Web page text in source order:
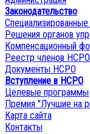
Законодательство
Решения органов
Компенсационный
Реестр членов НСРО
Документы НСРО
Вступление в НСРО
Целевые программы
Премия "Лучшие на
Карта сайта
Контакты